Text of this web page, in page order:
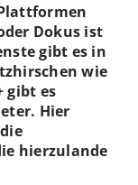
Dokus ist
gibt es in
wie
gibt es
Hier
hierzulande